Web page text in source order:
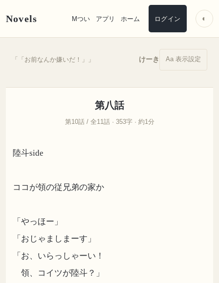
Novels Mつい アプリ ホーム ログイン ◐
「「お前なんか嫌いだ！」」 けーき Aa 表示設定
第八話
第10話 / 全11話 · 353字 · 約1分
陸斗side
ココが領の従兄弟の家か
「やっほー」
「おじゃましまーす」
「お、いらっしゃーい！
領、コイツが陸斗？」